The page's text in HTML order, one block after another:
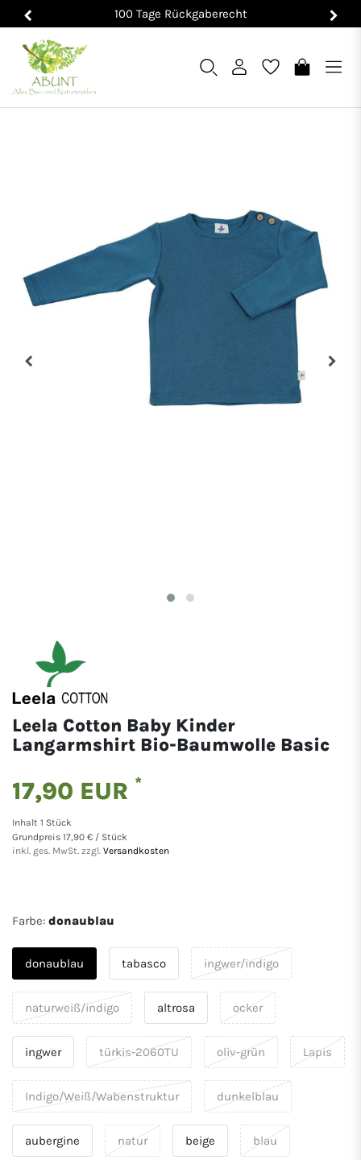
100 Tage Rückgaberecht
Leela Cotton Baby Kinder
Langarmshirt Bio-Baumwolle Basic
17,90 EUR *
Inhalt 1 Stück
Grundpreis 17,90 € / Stück
inkl. ges. MwSt. zzgl. Versandkosten
Farbe: donaublau
donaublau tabasco ingwer/indigo
naturweiß/indigo altrosa ocker
ingwer türkis-2060TU oliv-grün Lapis
Indigo/Weiß/Wabenstruktur dunkelblau
aubergine natur beige blau